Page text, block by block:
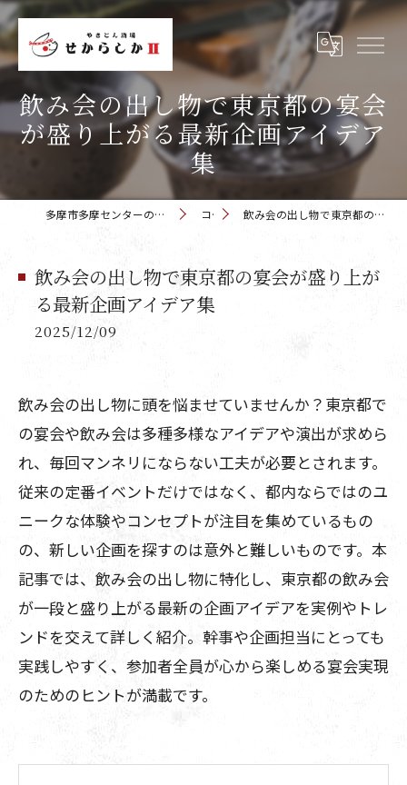
飲み会の出し物で東京都の宴会
が盛り上がる最新企画アイデア
集
多摩市多摩センターの居酒屋 せからしか 多摩センター店 コラム 飲み会の出し物で東京都の宴会が盛り上がる最新企画アイデア集
飲み会の出し物で東京都の宴会が盛り上が
る最新企画アイデア集
2025/12/09
飲み会の出し物に頭を悩ませていませんか？東京都で
の宴会や飲み会は多種多様なアイデアや演出が求めら
れ、毎回マンネリにならない工夫が必要とされます。
従来の定番イベントだけではなく、都内ならではのユ
ニークな体験やコンセプトが注目を集めているもの
の、新しい企画を探すのは意外と難しいものです。本
記事では、飲み会の出し物に特化し、東京都の飲み会
が一段と盛り上がる最新の企画アイデアを実例やトレ
ンドを交えて詳しく紹介。幹事や企画担当にとっても
実践しやすく、参加者全員が心から楽しめる宴会実現
のためのヒントが満載です。